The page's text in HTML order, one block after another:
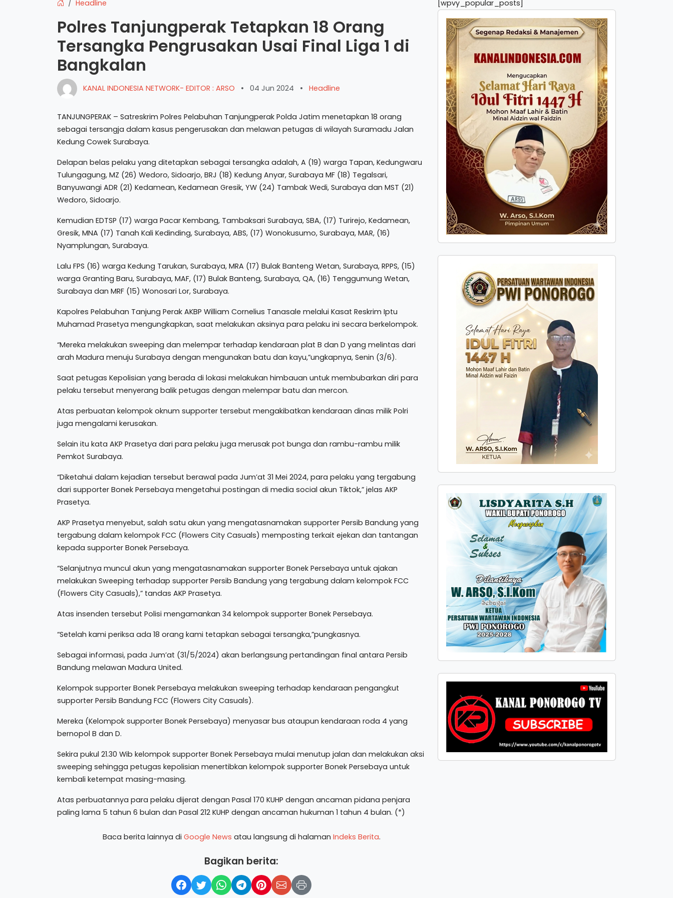
Headline
Polres Tanjungperak Tetapkan 18 Orang
Tersangka Pengrusakan Usai Final Liga 1 di
Bangkalan
KANAL INDONESIA NETWORK- EDITOR : ARSO • 04 Jun 2024 • Headline
TANJUNGPERAK – Satreskrim Polres Pelabuhan Tanjungperak Polda Jatim menetapkan 18 orang
sebagai tersangja dalam kasus pengerusakan dan melawan petugas di wilayah Suramadu Jalan
Kedung Cowek Surabaya.
Delapan belas pelaku yang ditetapkan sebagai tersangka adalah, A (19) warga Tapan, Kedungwaru
Tulungagung, MZ (26) Wedoro, Sidoarjo, BRJ (18) Kedung Anyar, Surabaya MF (18) Tegalsari,
Banyuwangi ADR (21) Kedamean, Kedamean Gresik, YW (24) Tambak Wedi, Surabaya dan MST (21)
Wedoro, Sidoarjo.
Kemudian EDTSP (17) warga Pacar Kembang, Tambaksari Surabaya, SBA, (17) Turirejo, Kedamean,
Gresik, MNA (17) Tanah Kali Kedinding, Surabaya, ABS, (17) Wonokusumo, Surabaya, MAR, (16)
Nyamplungan, Surabaya.
Lalu FPS (16) warga Kedung Tarukan, Surabaya, MRA (17) Bulak Banteng Wetan, Surabaya, RPPS, (15)
warga Granting Baru, Surabaya, MAF, (17) Bulak Banteng, Surabaya, QA, (16) Tenggumung Wetan,
Surabaya dan MRF (15) Wonosari Lor, Surabaya.
Kapolres Pelabuhan Tanjung Perak AKBP William Cornelius Tanasale melalui Kasat Reskrim Iptu
Muhamad Prasetya mengungkapkan, saat melakukan aksinya para pelaku ini secara berkelompok.
“Mereka melakukan sweeping dan melempar terhadap kendaraan plat B dan D yang melintas dari
arah Madura menuju Surabaya dengan mengunakan batu dan kayu,”ungkapnya, Senin (3/6).
Saat petugas Kepolisian yang berada di lokasi melakukan himbauan untuk membubarkan diri para
pelaku tersebut menyerang balik petugas dengan melempar batu dan mercon.
Atas perbuatan kelompok oknum supporter tersebut mengakibatkan kendaraan dinas milik Polri
juga mengalami kerusakan.
Selain itu kata AKP Prasetya dari para pelaku juga merusak pot bunga dan rambu-rambu milik
Pemkot Surabaya.
“Diketahui dalam kejadian tersebut berawal pada Jum’at 31 Mei 2024, para pelaku yang tergabung
dari supporter Bonek Persebaya mengetahui postingan di media social akun Tiktok,” jelas AKP
Prasetya.
AKP Prasetya menyebut, salah satu akun yang mengatasnamakan supporter Persib Bandung yang
tergabung dalam kelompok FCC (Flowers City Casuals) memposting terkait ejekan dan tantangan
kepada supporter Bonek Persebaya.
“Selanjutnya muncul akun yang mengatasnamakan supporter Bonek Persebaya untuk ajakan
melakukan Sweeping terhadap supporter Persib Bandung yang tergabung dalam kelompok FCC
(Flowers City Casuals),” tandas AKP Prasetya.
Atas insenden tersebut Polisi mengamankan 34 kelompok supporter Bonek Persebaya.
“Setelah kami periksa ada 18 orang kami tetapkan sebagai tersangka,”pungkasnya.
Sebagai informasi, pada Jum’at (31/5/2024) akan berlangsung pertandingan final antara Persib
Bandung melawan Madura United.
Kelompok supporter Bonek Persebaya melakukan sweeping terhadap kendaraan pengangkut
supporter Persib Bandung FCC (Flowers City Casuals).
Mereka (Kelompok supporter Bonek Persebaya) menyasar bus ataupun kendaraan roda 4 yang
bernopol B dan D.
Sekira pukul 21.30 Wib kelompok supporter Bonek Persebaya mulai menutup jalan dan melakukan aksi
sweeping sehingga petugas kepolisian menertibkan kelompok supporter Bonek Persebaya untuk
kembali ketempat masing-masing.
Atas perbuatannya para pelaku dijerat dengan Pasal 170 KUHP dengan ancaman pidana penjara
paling lama 5 tahun 6 bulan dan Pasal 212 KUHP dengan ancaman hukuman 1 tahun 4 bulan. (*)
Baca berita lainnya di Google News atau langsung di halaman Indeks Berita.
Bagikan berita:
[wpvy_popular_posts]